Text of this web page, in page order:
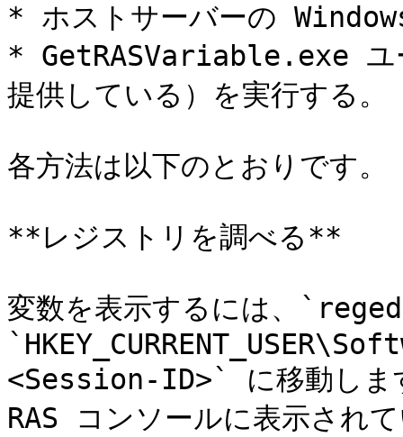
* ホストサーバーの
* GetRASVariable.exe ユ
提供している）を実行する。
各方法は以下のとおりです。
**レジストリを調べる**
変数を表示するには、
<Session-ID>` に移動し
RAS コンソールに表示され